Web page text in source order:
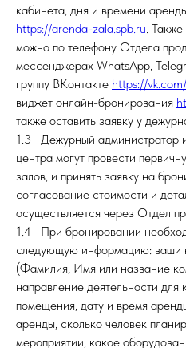
кабинета, дня и времени
https://arenda-zala.spb.ru.
можно по телефону Отдела
мессенджерах WhatsApp,
группу ВКонтакте https://
виджет онлайн-бронирования
также оставить заявку у
1.3 Дежурный администратор
центра могут провести
залов, и принять заявку на
согласование стоимости и
осуществляется через Отдел
1.4 При бронировании
следующую информацию: ваши
(Фамилия, Имя или название
направление деятельности
помещения, дату и время
аренды, сколько человек
мероприятии, какое